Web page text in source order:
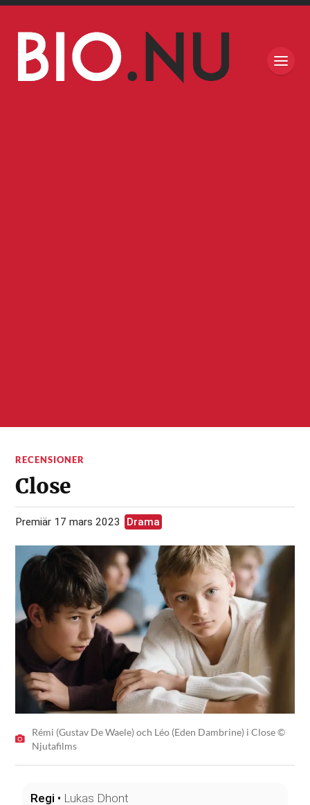
RECENSIONER
Close
Premiär 17 mars 2023 Drama
Rémi (Gustav De Waele) och Léo (Eden Dambrine) i Close ©
Njutafilms
Regi • Lukas Dhont